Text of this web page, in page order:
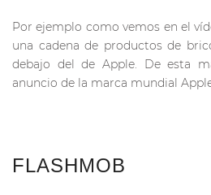
Por ejemplo como vemos en el
una cadena de productos de
debajo del de Apple. De esta
anuncio de la marca mundial
FLASHMOB